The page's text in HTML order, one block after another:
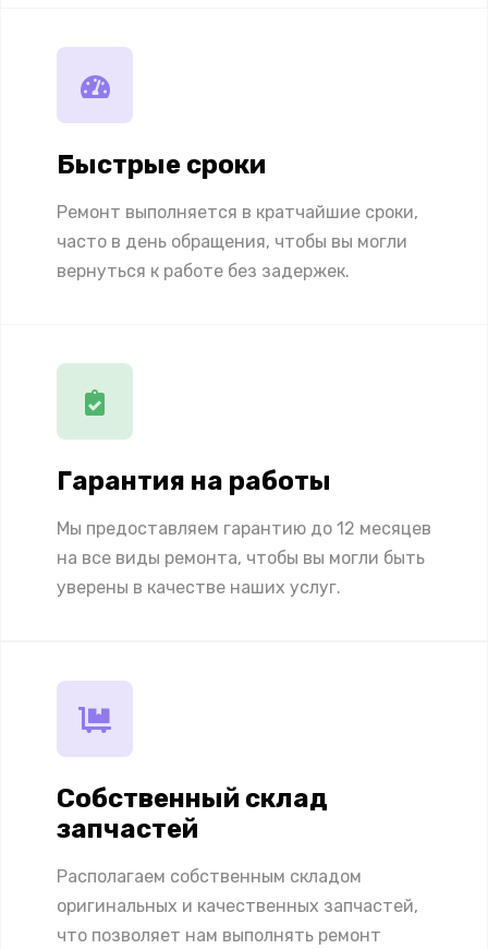
Быстрые сроки
Ремонт выполняется в кратчайшие сроки,
часто в день обращения, чтобы вы могли
вернуться к работе без задержек.
Гарантия на работы
Мы предоставляем гарантию до 12 месяцев
на все виды ремонта, чтобы вы могли быть
уверены в качестве наших услуг.
Собственный склад
запчастей
Располагаем собственным складом
оригинальных и качественных запчастей,
что позволяет нам выполнять ремонт